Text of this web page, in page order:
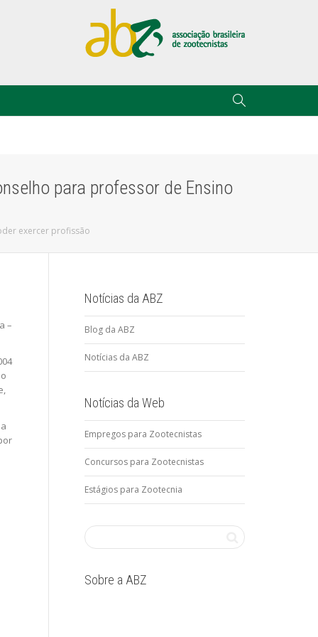
para professor de Ensino
exercer profissão
–
Notícias da ABZ
Blog da ABZ
Notícias da ABZ
Notícias da Web
Empregos para Zootecnistas
Concursos para Zootecnistas
Estágios para Zootecnia
Sobre a ABZ